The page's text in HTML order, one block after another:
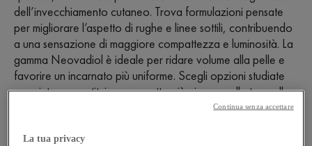
dell’invecchiamento cutaneo. Trova formulazioni pensate
per migliorare l’aspetto di rughe e linee sottili, contribuendo
a una sensazione di maggiore compattezza e luminosità. La
gamma Neovadiol è ideale per ridare volume alla pelle e
favorire un incarnato più uniforme. Scegli opzioni studiate
per aiutare a restituire un aspetto più giovane alla tua pelle
La tua privacy
Continua senza accettare